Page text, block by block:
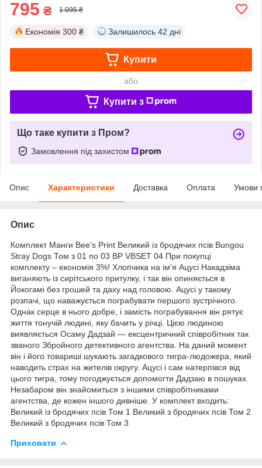
795 ₴ 1 095 ₴
Економія 300 ₴ Залишилось 42 дні
Купити
або
Купити з
Що таке купити з Пром?
Замовлення під захистом
Опис Характеристики Доставка Оплата Умови
Опис
Комплект Манги Bee's Print Великий із бродячих псів Bungou
Stray Dogs Том з 01 по 03 BP VBSET 04 При покупці
комплекту – економія 3%! Хлопчика на ім'я Ацусі Накадзіма
виганяють із сирітського притулку, і так він опиняється в
Йокогамі без грошей та даху над головою. Ацусі у такому
розпачі, що наважується пограбувати першого зустрічного.
Однак серце в нього добре, і замість пограбування він рятує
життя тонучій людині, яку бачить у річці. Цією людиною
виявляється Осаму Дадзай — ексцентричний співробітник так
званого Збройного детективного агентства. На даний момент
він і його товариші шукають загадкового тигра-людожера, який
наводить страх на жителів округу. Ацусі і сам натерпівся від
цього тигра, тому погоджується допомогти Дадзаю в пошуках.
Незабаром він знайомиться з іншими співробітниками
агентства, де кожен іншого дивніше. У комплект входить:
Великий із бродячих псів Том 1 Великий з бродячих псів Том 2
Великий з бродячих псів Том 3
Приховати